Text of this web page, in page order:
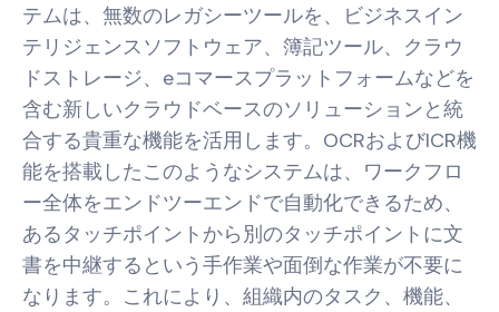
テムは、無数のレガシーツールを、ビジネスイン
テリジェンスソフトウェア、簿記ツール、クラウ
ドストレージ、eコマースプラットフォームなどを
含む新しいクラウドベースのソリューションと統
合する貴重な機能を活用します。OCRおよびICR機
能を搭載したこのようなシステムは、ワークフロ
ー全体をエンドツーエンドで自動化できるため、
あるタッチポイントから別のタッチポイントに文
書を中継するという手作業や面倒な作業が不要に
なります。これにより、組織内のタスク、機能、